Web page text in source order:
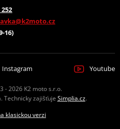
252
16)
Instagram Youtube
- 2026 K2 moto s.r.o.
Technicky zajišťuje Simplia.cz.
klasickou verzi